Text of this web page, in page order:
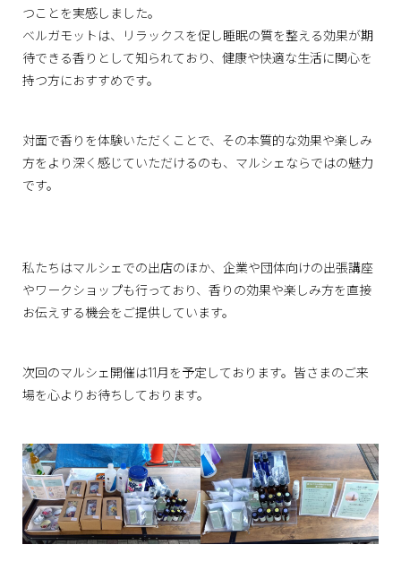
つことを実感しました。
ベルガモットは、リラックスを促し睡眠の質を整える効果が期
待できる香りとして知られており、健康や快適な生活に関心を
持つ方におすすめです。
対面で香りを体験いただくことで、その本質的な効果や楽しみ
方をより深く感じていただけるのも、マルシェならではの魅力
です。
私たちはマルシェでの出店のほか、企業や団体向けの出張講座
やワークショップも行っており、香りの効果や楽しみ方を直接
お伝えする機会をご提供しています。
次回のマルシェ開催は11月を予定しております。皆さまのご来
場を心よりお待ちしております。